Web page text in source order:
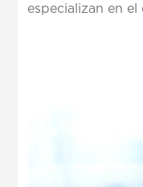
especializan en